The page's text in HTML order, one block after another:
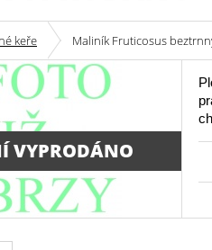
keře Maliník Fruticosus
VYPRODÁNO